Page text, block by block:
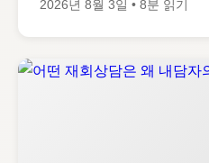
2026년 8월 3일 • 8분 읽기